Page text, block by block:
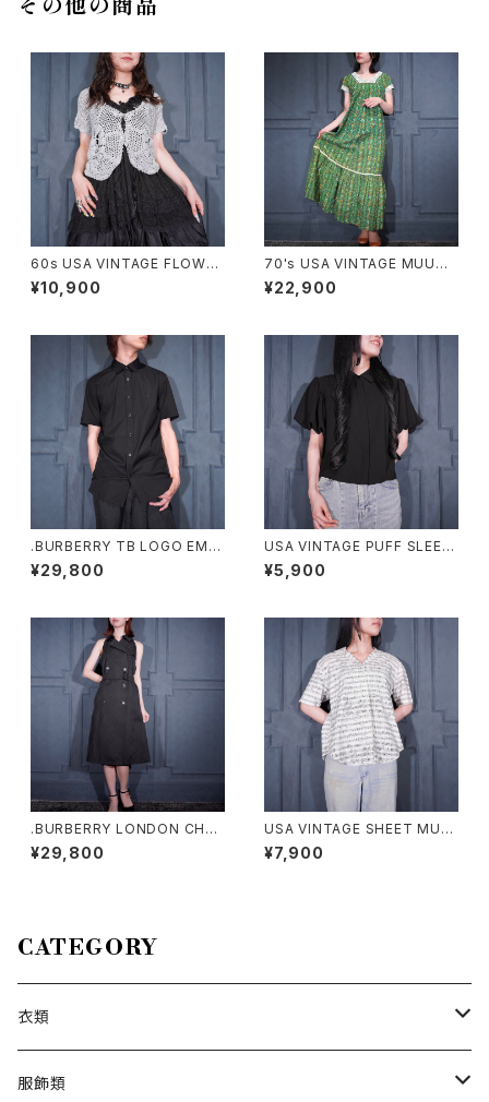
その他の商品
60s USA VINTAGE FLOWER
DESIGN HALF SLEEVE CRO
CHET KNIT CARDIGAN/60
¥10,900
70's USA VINTAGE MUUM
UU FACTORY FLOWER PAT
TERNED LACE DESIGN HA
スデザインハワイアンドレスワン
¥22,900
.BURBERRY TB LOGO EMB
ROIDERY DESIGN HALF SL
EEVE SHIRT/バーバリーTBロ
¥29,800
USA VINTAGE PUFF SLEEV
E DESIGN HALF SLEEVE SH
IRT/アメリカ古着パフスリーブ
¥5,900
.BURBERRY LONDON CHEC
K PATTERNED TRENCH CO
AT LIKE DESIGN BELTED N
0076553
¥29,800
USA VINTAGE SHEET MUSI
C PATTERNED OPEN COLL
AR DESIGN HALF SLEEVE S
¥7,900
CATEGORY
衣類
トップス
服飾類